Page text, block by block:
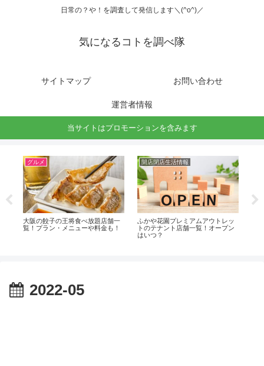
日常の？や！を調査して発信します＼(^o^)／
気になるコトを調べ隊
サイトマップ お問い合わせ
運営者情報
当サイトはプロモーションを含みます
グルメ
大阪の餃子の王将食べ放題店舗一
覧！プラン・メニューや料金も！
開店閉店生活情報
ふかや花園プレミアムアウトレッ
トのテナント店舗一覧！オープン
はいつ？
2022-05